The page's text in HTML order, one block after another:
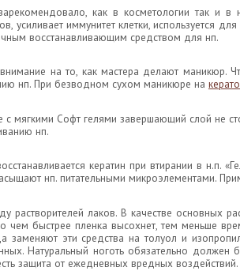
как в косметологии так и в
усиливает иммунитет клетки, используется
восстанавливающим средством для нп.
на то, как мастера делают маникюр.
нп. При безводном сухом маникюре на
с мягкими Софт гелями завершающий слой не
нп.
кератин при втирании в н.п.
нп. питательными микроэлементами.
растворителей лаков. В качестве основных
чем быстрее пленка высохнет, тем меньше
заменяют эти средства на толуол и
Натуральный ноготь обязательно
защита от ежедневных вредных воздействий.